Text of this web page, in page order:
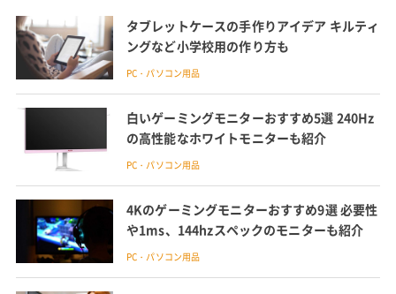
タブレットケースの手作りアイデア キルティ
ングなど小学校用の作り方も
PC・パソコン用品
白いゲーミングモニターおすすめ5選 240Hz
の高性能なホワイトモニターも紹介
PC・パソコン用品
4Kのゲーミングモニターおすすめ9選 必要性
や1ms、144hzスペックのモニターも紹介
PC・パソコン用品